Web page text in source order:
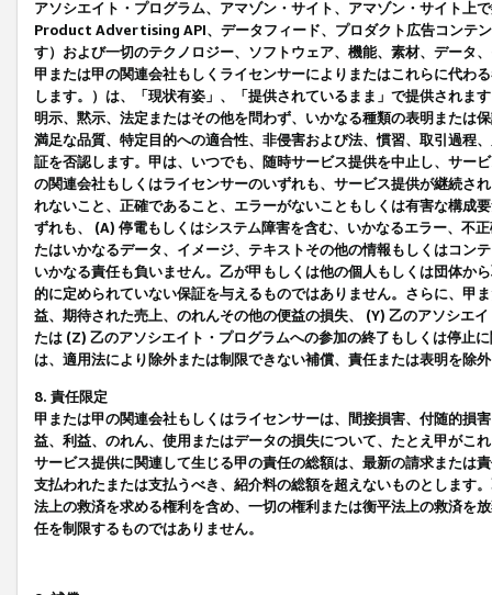
アソシエイト・プログラム、アマゾン・サイト、アマゾン・サイト上
Product Advertising API、データフィード、プロダクト広告コンテ
す）および一切のテクノロジー、ソフトウェア、機能、素材、データ
甲または甲の関連会社もしくライセンサーによりまたはこれらに代わ
します。）は、「現状有姿」、「提供されているまま」で提供されま
明示、黙示、法定またはその他を問わず、いかなる種類の表明または
満足な品質、特定目的への適合性、非侵害および法、慣習、取引過程
証を否認します。甲は、いつでも、随時サービス提供を中止し、サー
の関連会社もしくはライセンサーのいずれも、サービス提供が継続さ
れないこと、正確であること、エラーがないこともしくは有害な構成
ずれも、 (A) 停電もしくはシステム障害を含む、いかなるエラー、不
たはいかなるデータ、イメージ、テキストその他の情報もしくはコン
いかなる責任も負いません。乙が甲もしくは他の個人もしくは団体か
的に定められていない保証を与えるものではありません。さらに、甲
益、期待された売上、のれんその他の便益の損失、 (Y) 乙のアソシエ
たは (Z) 乙のアソシエイト・プログラムへの参加の終了もしくは停止
は、適用法により除外または制限できない補償、責任または表明を除
8. 責任限定
甲または甲の関連会社もしくはライセンサーは、間接損害、付随的損
益、利益、のれん、使用またはデータの損失について、たとえ甲がこ
サービス提供に関連して生じる甲の責任の総額は、最新の請求または
支払われたまたは支払うべき、紹介料の総額を超えないものとします
法上の救済を求める権利を含め、一切の権利または衡平法上の救済を
任を制限するものではありません。